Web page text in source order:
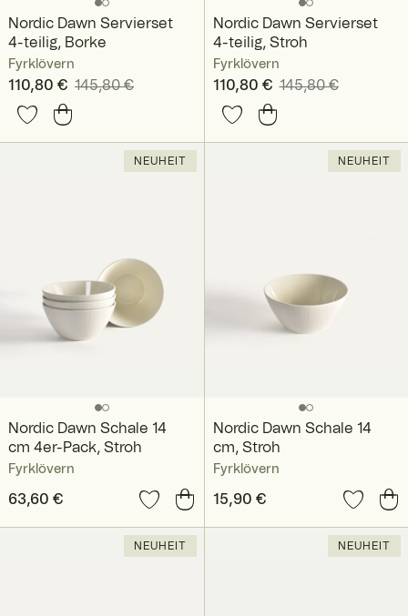
Nordic Dawn Servierset
4-teilig, Borke
Fyrklövern
Aktueller Preis:
110,80 €
145,80 €
110,80 € 145,80 €
Nordic Dawn Servierset
4-teilig, Stroh
Fyrklövern
Aktueller Preis:
110,80 €Vorheriger Preis
145,80 €
110,80 € 145,80 €
NEUHEIT
Nordic Dawn Schale 14
cm 4er-Pack, Stroh
Fyrklövern
Preis: 63,60 €
63,60 €
NEUHEIT
Nordic Dawn Schale 14
cm, Stroh
Fyrklövern
Preis:15,90 €
15,90 €
NEUHEIT NEUHEIT